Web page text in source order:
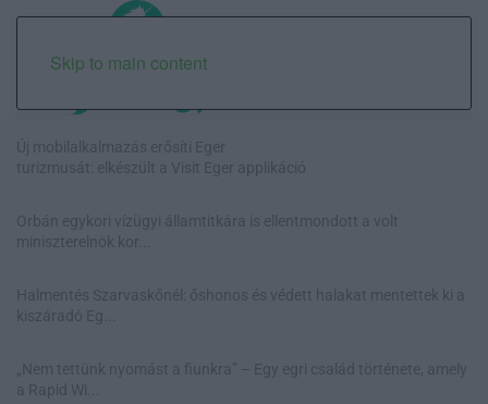
Skip to main content
Új mobilalkalmazás erősíti Eger
turizmusát: elkészült a Visit Eger applikáció
Orbán egykori vízügyi államtitkára is ellentmondott a volt
miniszterelnök kor...
Halmentés Szarvaskőnél: őshonos és védett halakat mentettek ki a
kiszáradó Eg...
„Nem tettünk nyomást a fiunkra” – Egy egri család története, amely
a Rapid Wi...